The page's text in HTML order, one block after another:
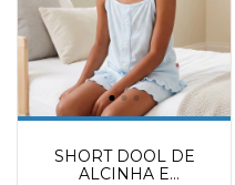
SHORT DOOL DE
ALCINHA E